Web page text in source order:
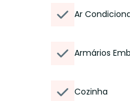
Ar
Armários
Cozinha